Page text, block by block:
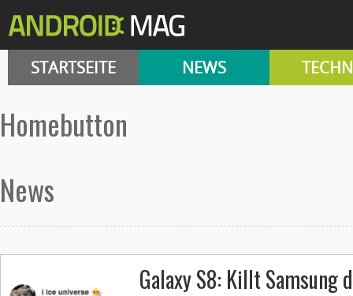
STARTSEITE NEWS
Homebutton
News
Galaxy S8: Killt Samsung